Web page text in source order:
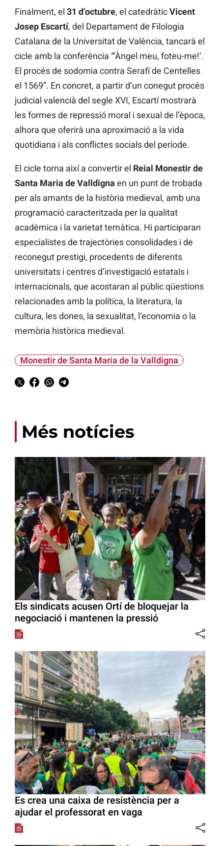
Finalment, el 31 d’octubre, el catedràticVicent
Josep Escartí, del Departament de Filologia
Catalana de la Universitat de València, tancarà el
cicle amb la conferència “‘Àngel meu, foteu-me!’.
El procés de sodomia contra Serafí de Centelles
el 1569”. En concret, a partir d’un conegut procés
judicial valencià del segle XVI, Escartí mostrarà
les formes de repressió moral i sexual de l’època,
alhora que oferirà una aproximació a la vida
quotidiana i als conflictes socials del període.
El cicle torna així a convertir el Reial Monestir de
Santa Maria de Valldigna en un punt de trobada
per als amants de la història medieval, amb una
programació caracteritzada per la qualitat
acadèmica i la varietat temàtica. Hi participaran
especialistes de trajectòries consolidades i de
reconegut prestigi, procedents de diferents
universitats i centres d’investigació estatals i
internacionals, que acostaran al públic qüestions
relacionades amb la política, la literatura, la
cultura, les dones, la sexualitat, l’economia o la
memòria històrica medieval.
Monestir de Santa Maria de la Valldigna
Més notícies
Els sindicats acusen Ortí de bloquejar la
negociació i mantenen la pressió
Es crea una caixa de resistència per a
ajudar el professorat en vaga